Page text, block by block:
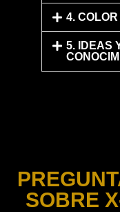
4.
5. IDEAS
SOBRE